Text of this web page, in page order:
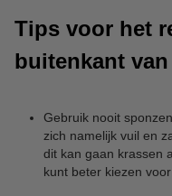
Tips voor het
buitenkant
Gebruik nooit
zich namelijk vuil en
dit kan gaan krassen
kunt beter kiezen